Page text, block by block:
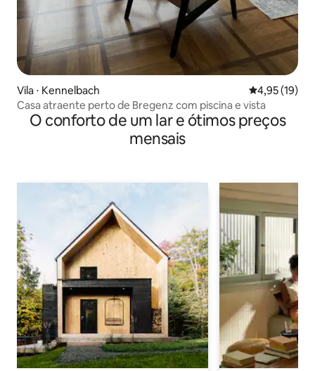
Vila ⋅ Kennelbach 4,95 de uma
4,95 (19)
Casa atraente perto de Bregenz com piscina e vista
O conforto de um lar e ótimos preços
mensais